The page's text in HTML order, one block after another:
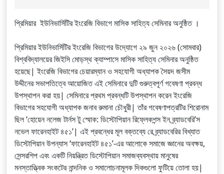
প্রিমিয়ার ইউনিভার্সিটির ইংরেজি বিভাগে মাসিক সাহিত্য সেমিনার অনুষ্ঠিত ।
প্রিমিয়ার ইউনিভার্সিটির ইংরেজি বিভাগের উদ্যোগে ২৯ জুন ২০২৬ (সোমবার)
বিশ্ববিদ্যালয়ের জিইসি মোড়স্থ ক্যাম্পাসে মাসিক সাহিত্য সেমিনার অনুষ্ঠিত
হয়েছে| ইংরেজি বিভাগের চেয়ারম্যান ও সহযোগী অধ্যাপক সৈয়দ জসীম
উদ্দীনের সভাপতিত্বে আয়োজিত এই সেমিনারে দুটি গুরুত্বপূর্ণ গবেষণা প্রবন্ধ
উপস্থাপন করা হয়| সেমিনারে প্রথম প্রবন্ধটি উপস্থাপন করেন ইংরেজি
বিভাগের সহযোগী অধ্যাপক জনাব রুমানা চৌধুরী| তাঁর গবেষণাপত্রটির শিরোনাম
ছিল ‘হোয়েন নলেজ টার্নস টু স্মোক: ডিস্টোপিয়ান রিফ্লেকশন্স ইন ব্র্যাডবেরি’স
নভেল ফারেনহাইট ৪৫১’| এই প্রবন্ধের মূল বক্তব্যে রে ব্র্যাডবেরির বিখ্যাত
ডিস্টোপিয়ান উপন্যাস ‘ফারেনহাইট ৪৫১’-এর আলোকে সমাজে জ্ঞানের অবক্ষয়,
সেন্সরশিপ এবং একটি নিয়ন্ত্রিত ডিস্টোপিয়ান সমাজব্যবস্থায় মানুষের
মনস্তাত্ত্বিক সংকটের নান্দনিক ও সমালোচনামূলক দিকগুলো ফুটিয়ে তোলা হয়|